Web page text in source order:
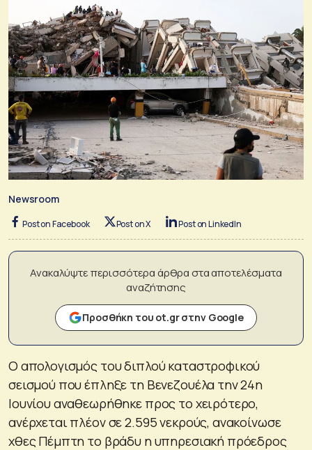
Newsroom
Post on Facebook Post on X Post on LinkedIn
Ανακαλύψτε περισσότερα άρθρα στα αποτελέσματα
αναζήτησης
Προσθήκη του ot.gr στην Google
Ο απολογισμός του διπλού καταστροφικού
σεισμού που έπληξε τη Βενεζουέλα την 24η
Ιουνίου αναθεωρήθηκε προς το χειρότερο,
ανέρχεται πλέον σε 2.595 νεκρούς, ανακοίνωσε
χθες Πέμπτη το βράδυ η υπηρεσιακή πρόεδρος